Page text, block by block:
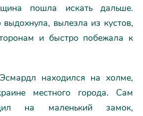
пошла искать дальше.
вылезла из кустов,
и быстро побежала к
находился на холме,
местного города. Сам
на маленький замок,